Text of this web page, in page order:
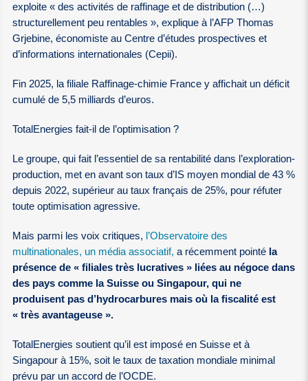
exploite « des activités de raffinage et de distribution (…)
structurellement peu rentables », explique à l’AFP Thomas
Grjebine, économiste au Centre d’études prospectives et
d’informations internationales (Cepii).
Fin 2025, la filiale Raffinage-chimie France y affichait un déficit
cumulé de 5,5 milliards d’euros.
TotalEnergies fait-il de l’optimisation ?
Le groupe, qui fait l’essentiel de sa rentabilité dans l’exploration-
production, met en avant son taux d’IS moyen mondial de 43 %
depuis 2022, supérieur au taux français de 25%, pour réfuter
toute optimisation agressive.
Mais parmi les voix critiques, l’Observatoire des
multinationales, un média associatif, a récemment pointé la
présence de « filiales très lucratives » liées au négoce dans
des pays comme la Suisse ou Singapour, qui ne
produisent pas d’hydrocarbures mais où la fiscalité est
« très avantageuse ».
TotalEnergies soutient qu’il est imposé en Suisse et à
Singapour à 15%, soit le taux de taxation mondiale minimal
prévu par un accord de l’OCDE.